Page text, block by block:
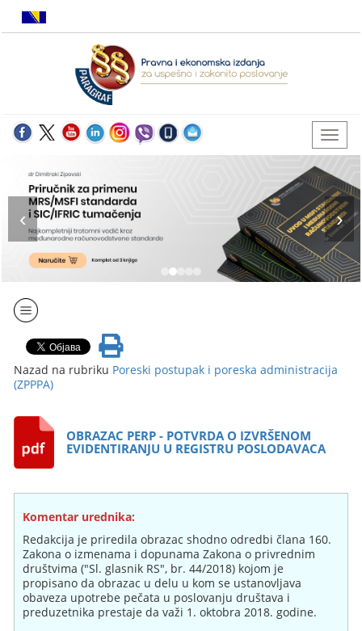
Nazad na rubriku Poreski postupak i poreska administracija
(ZPPPA)
OBRAZAC PERP - POTVRDA O IZVRŠENOM
EVIDENTIRANJU U REGISTRU POSLODAVACA
Komentar urednika:
Redakcija je priredila obrazac shodno odredbi člana 160.
Zakona o izmenama i dopunama Zakona o privrednim
društvima ("Sl. glasnik RS", br. 44/2018) kojom je
propisano da obrazac u delu u kom se ustanovljava
obaveza upotrebe pečata u poslovanju društava i
preduzetnika prestaje da važi 1. oktobra 2018. godine.